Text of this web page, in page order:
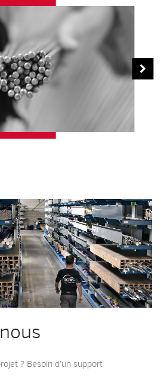
? Besoin d’un support